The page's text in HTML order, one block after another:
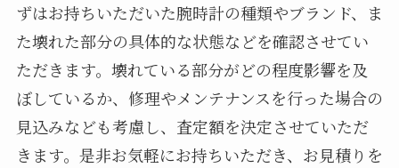
ずはお持ちいただいた腕時計の種類やブランド、ま
た壊れた部分の具体的な状態などを確認させてい
ただきます。壊れている部分がどの程度影響を及
ぼしているか、修理やメンテナンスを行った場合の
見込みなども考慮し、査定額を決定させていただ
きます。是非お気軽にお持ちいただき、お見積りを